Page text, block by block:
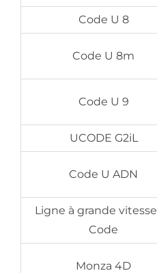
Code U 8
Code U 8m
Code U 9
UCODE G2iL
Code U ADN
Ligne à grande
Code
Monza 4D